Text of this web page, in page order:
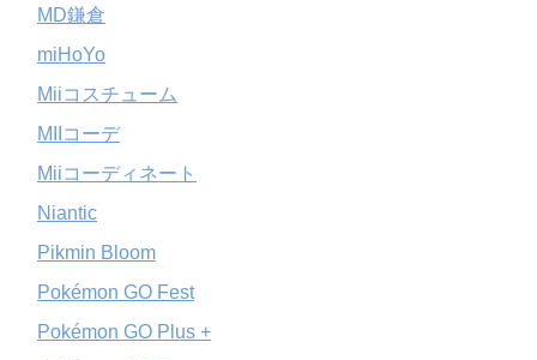
MD鎌倉
miHoYo
Miiコスチューム
MIIコーデ
Miiコーディネート
Niantic
Pikmin Bloom
Pokémon GO Fest
Pokémon GO Plus +